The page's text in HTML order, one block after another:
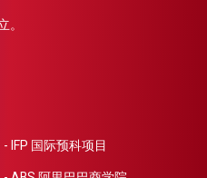
。
IFP 国际预科项目